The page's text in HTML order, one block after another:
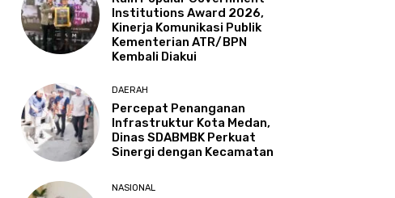
Institutions Award 2026,
Kinerja Komunikasi Publik
Kementerian ATR/BPN
Kembali Diakui
DAERAH
Percepat Penanganan
Infrastruktur Kota Medan,
Dinas SDABMBK Perkuat
Sinergi dengan Kecamatan
NASIONAL